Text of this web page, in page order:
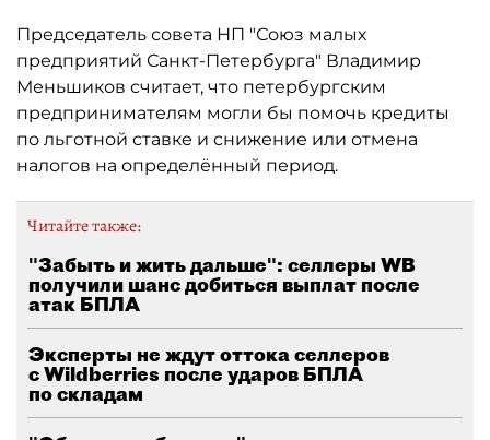
Председатель совета НП "Союз малых
предприятий Санкт-Петербурга" Владимир
Меньшиков считает, что петербургским
предпринимателям могли бы помочь кредиты
по льготной ставке и снижение или отмена
налогов на определённый период.
Читайте также:
"Забыть и жить дальше": селлеры WB
получили шанс добиться выплат после
атак БПЛА
Эксперты не ждут оттока селлеров
с Wildberries после ударов БПЛА
по складам